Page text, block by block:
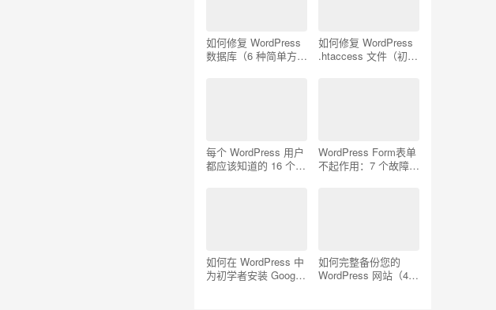
如何修复 WordPress
数据库（6 种简单方
如何修复 WordPress
.htaccess 文件（初学
每个 WordPress 用户
都应该知道的 16 个
WordPress Form表单
不起作用：7 个故障排
如何在 WordPress 中
为初学者安装 Google
如何完整备份您的
WordPress 网站（4